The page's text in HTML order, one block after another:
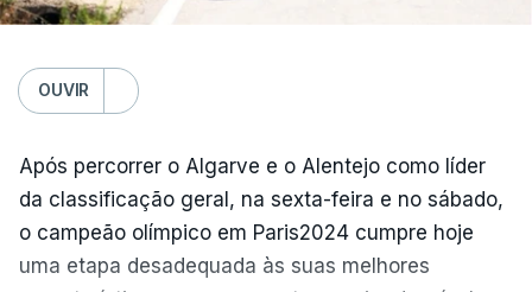
Gil Vicente - Rio Ave, 20:30
Benfica - Académico de Viseu, 20:30
Santa Clara - Nacional, 19:15 locais (20:15 em
Lisboa)
(Com Lusa)
OUVIR
Após percorrer o Algarve e o Alentejo como líder
da classificação geral, na sexta-feira e no sábado,
o campeão olímpico em Paris2024 cumpre hoje
uma etapa desadequada às suas melhores